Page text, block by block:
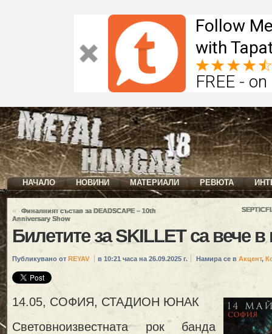
Follow
with
FREE -
НАЧАЛО НОВИНИ МАТЕРИАЛИ РЕВЮТА
«
Финалният състав за DEADSCAPE – 10th
Anniversary Show
Билетите за SKILLET са вече
Публикувано от REYAV в 10:21 часа на 26.09.2025 г. Намира се в Акцент,
14.05, СОФИЯ, СТАДИОН ЮНАК
Световноизвестната рок банда